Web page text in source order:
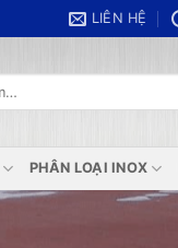
LIÊN HỆ
PHÂN LOẠI INOX